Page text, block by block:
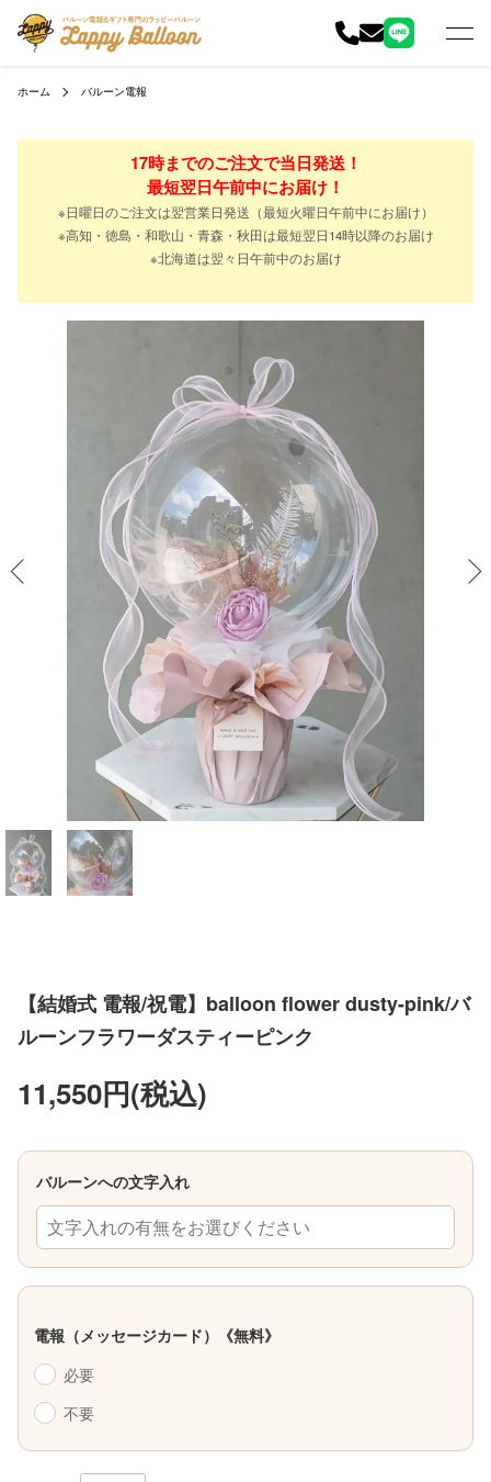
ホーム バルーン電報
17時までのご注文で当日発送！
最短翌日午前中にお届け！
※日曜日のご注文は翌営業日発送（最短火曜日午前中にお届け）
※高知・徳島・和歌山・青森・秋田は最短翌日14時以降のお届け
※北海道は翌々日午前中のお届け
【結婚式 電報/祝電】balloon flower dusty-pink/バ
ルーンフラワーダスティーピンク
11,550円(税込)
バルーンへの文字入れ
文字入れの有無をお選びください
電報（メッセージカード）《無料》
必要
不要